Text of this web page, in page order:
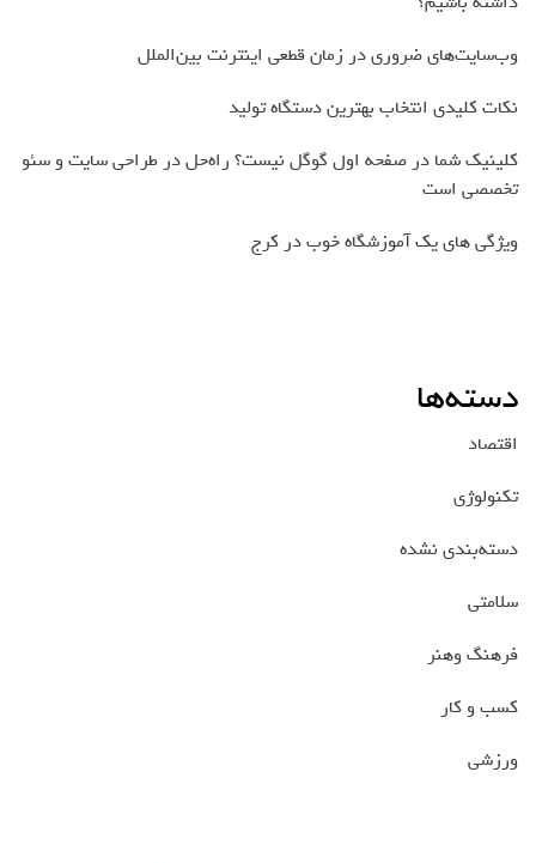
وب‌سایت‌های ضروری در زمان قطعی اینترنت بین‌الملل
نکات کلیدی انتخاب بهترین دستگاه تولید
کلینیک شما در صفحه اول گوگل نیست؟ راه‌حل در طراحی سایت و سئو
تخصصی است
ویژگی های یک آموزشگاه خوب در کرج
دسته‌ها
اقتصاد
تکنولوژی
دسته‌بندی نشده
سلامتی
فرهنگ وهنر
کسب و کار
ورزشی